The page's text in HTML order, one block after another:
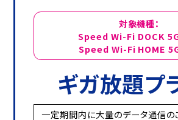
対象機種：
Speed Wi-Fi DOCK
Speed Wi-Fi HOME
ギガ放題プ
一定期間内に大量のデータ通信の